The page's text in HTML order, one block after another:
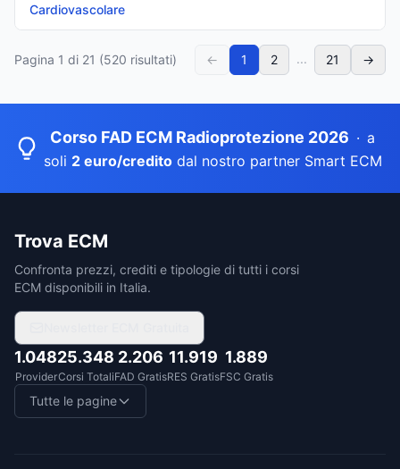
Cardiovascolare
Pagina 1 di 21 (520 risultati) ← 1 2 ... 21 →
Corso FAD ECM Radioprotezione 2026 · a
soli 2 euro/creditodal nostro partner Smart ECM
Trova ECM
Confronta prezzi, crediti e tipologie di tutti i corsi
ECM disponibili in Italia.
1.048
Provider
25.348
Corsi Totali
2.206
FAD Gratis
11.919
RES Gratis
1.889
FSC Gratis
Tutte le pagine